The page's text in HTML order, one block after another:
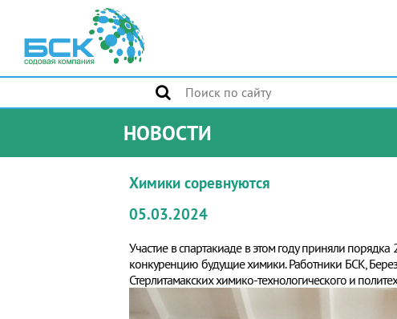
НОВОСТИ
Химики соревнуются
05.03.2024
Участие в спартакиаде в этом году приняли
конкуренцию будущие химики. Работники БСК,
Стерлитамакских химико-технологического и